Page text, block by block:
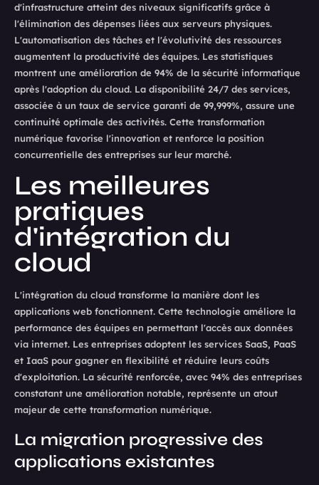
d'infrastructure atteint des niveaux significatifs grâce à
l'élimination des dépenses liées aux serveurs physiques.
L'automatisation des tâches et l'évolutivité des ressources
augmentent la productivité des équipes. Les statistiques
montrent une amélioration de 94% de la sécurité informatique
après l'adoption du cloud. La disponibilité 24/7 des services,
associée à un taux de service garanti de 99,999%, assure une
continuité optimale des activités. Cette transformation
numérique favorise l'innovation et renforce la position
concurrentielle des entreprises sur leur marché.
Les meilleures
pratiques
d'intégration du
cloud
L'intégration du cloud transforme la manière dont les
applications web fonctionnent. Cette technologie améliore la
performance des équipes en permettant l'accès aux données
via internet. Les entreprises adoptent les services SaaS, PaaS
et IaaS pour gagner en flexibilité et réduire leurs coûts
d'exploitation. La sécurité renforcée, avec 94% des entreprises
constatant une amélioration notable, représente un atout
majeur de cette transformation numérique.
La migration progressive des
applications existantes